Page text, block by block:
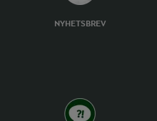
NYHETSBREV